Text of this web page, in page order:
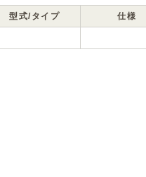
型式/タイプ 仕様